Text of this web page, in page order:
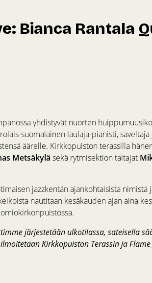
Bianca Rantala
yhdistyvät nuorten
suomalainen laulaja-pianisti,
äärelle. Kirkkopuiston terassilla
Metsäkylä sekä rytmisektion taitajat
jazzkentän ajankohtaisista nimistä
nautitaan kesäkauden ajan aina
järjestetään ulkotilassa, sateisella
Kirkkopuiston Terassin ja Flame